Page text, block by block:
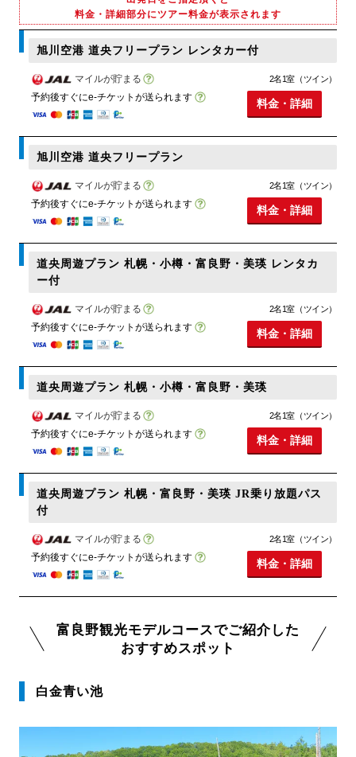
料金・詳細部分にツアー料金が表示されます
旭川空港 道央フリープラン レンタカー付
マイルが貯まる
予約後すぐにe-チケットが送られます
2名1室（ツイン）
料金・詳細
旭川空港 道央フリープラン
マイルが貯まる
予約後すぐにe-チケットが送られます
2名1室（ツイン）
料金・詳細
道央周遊プラン 札幌・小樽・富良野・美瑛 レンタカ
ー付
マイルが貯まる
予約後すぐにe-チケットが送られます
2名1室（ツイン）
料金・詳細
道央周遊プラン 札幌・小樽・富良野・美瑛
マイルが貯まる
予約後すぐにe-チケットが送られます
2名1室（ツイン）
料金・詳細
道央周遊プラン 札幌・富良野・美瑛 JR乗り放題パス
付
マイルが貯まる
予約後すぐにe-チケットが送られます
2名1室（ツイン）
料金・詳細
富良野観光モデルコースでご紹介した
おすすめスポット
白金青い池